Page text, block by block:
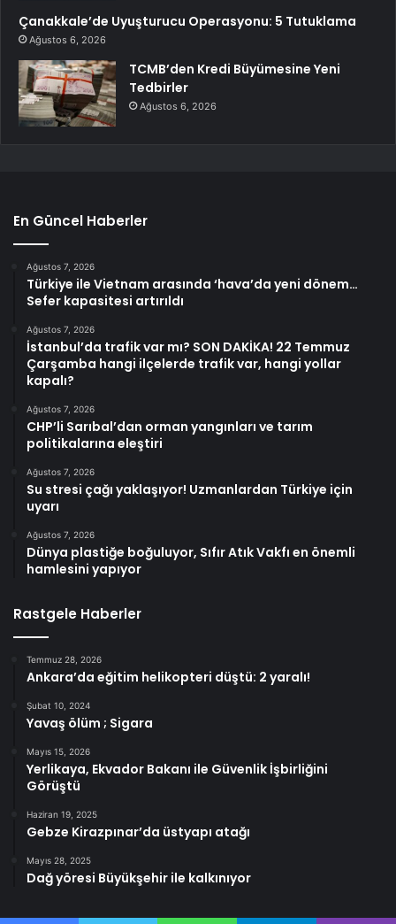
Çanakkale’de Uyuşturucu Operasyonu: 5 Tutuklama
Ağustos 6, 2026
TCMB’den Kredi Büyümesine Yeni
Tedbirler
Ağustos 6, 2026
En Güncel Haberler
Ağustos 7, 2026
Türkiye ile Vietnam arasında ‘hava’da yeni dönem…
Sefer kapasitesi artırıldı
Ağustos 7, 2026
İstanbul’da trafik var mı? SON DAKİKA! 22 Temmuz
Çarşamba hangi ilçelerde trafik var, hangi yollar
kapalı?
Ağustos 7, 2026
CHP’li Sarıbal’dan orman yangınları ve tarım
politikalarına eleştiri
Ağustos 7, 2026
Su stresi çağı yaklaşıyor! Uzmanlardan Türkiye için
uyarı
Ağustos 7, 2026
Dünya plastiğe boğuluyor, Sıfır Atık Vakfı en önemli
hamlesini yapıyor
Rastgele Haberler
Temmuz 28, 2026
Ankara’da eğitim helikopteri düştü: 2 yaralı!
Şubat 10, 2024
Yavaş ölüm ; Sigara
Mayıs 15, 2026
Yerlikaya, Ekvador Bakanı ile Güvenlik İşbirliğini
Görüştü
Haziran 19, 2025
Gebze Kirazpınar’da üstyapı atağı
Mayıs 28, 2025
Dağ yöresi Büyükşehir ile kalkınıyor